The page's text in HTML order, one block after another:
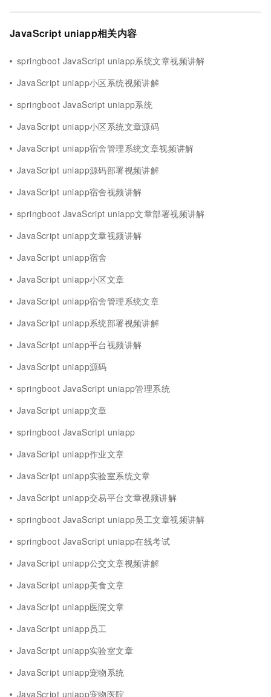
JavaScript uniapp相关内容
springboot JavaScript uniapp系统文章视频讲解
JavaScript uniapp小区系统视频讲解
springboot JavaScript uniapp系统
JavaScript uniapp小区系统文章源码
JavaScript uniapp宿舍管理系统文章视频讲解
JavaScript uniapp源码部署视频讲解
JavaScript uniapp宿舍视频讲解
springboot JavaScript uniapp文章部署视频讲解
JavaScript uniapp文章视频讲解
JavaScript uniapp宿舍
JavaScript uniapp小区文章
JavaScript uniapp宿舍管理系统文章
JavaScript uniapp系统部署视频讲解
JavaScript uniapp平台视频讲解
JavaScript uniapp源码
springboot JavaScript uniapp管理系统
JavaScript uniapp文章
springboot JavaScript uniapp
JavaScript uniapp作业文章
JavaScript uniapp实验室系统文章
JavaScript uniapp交易平台文章视频讲解
springboot JavaScript uniapp员工文章视频讲解
springboot JavaScript uniapp在线考试
JavaScript uniapp公交文章视频讲解
JavaScript uniapp美食文章
JavaScript uniapp医院文章
JavaScript uniapp员工
JavaScript uniapp实验室文章
JavaScript uniapp宠物系统
JavaScript uniapp宠物医院